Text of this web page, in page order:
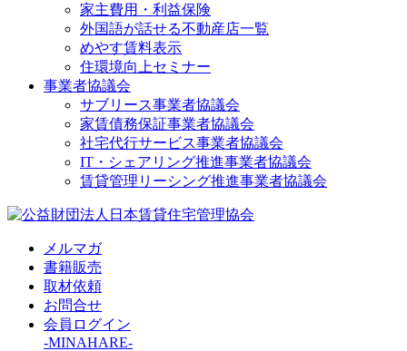
家主費用・利益保険
外国語が話せる不動産店一覧
めやす賃料表示
住環境向上セミナー
事業者協議会
サブリース事業者協議会
家賃債務保証事業者協議会
社宅代行サービス事業者協議会
IT・シェアリング推進事業者協議会
賃貸管理リーシング推進事業者協議会
メルマガ
書籍販売
取材依頼
お問合せ
会員ログイン
-MINAHARE-